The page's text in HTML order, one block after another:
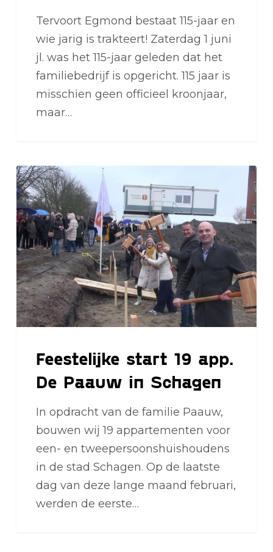
Tervoort Egmond bestaat 115-jaar en
wie jarig is trakteert! Zaterdag 1 juni
jl. was het 115-jaar geleden dat het
familiebedrijf is opgericht. 115 jaar is
misschien geen officieel kroonjaar,
maar…
Feestelijke
start
19
app.
De
Paauw
in
Schagen
Feestelijke start 19 app.
De Paauw in Schagen
In opdracht van de familie Paauw,
bouwen wij 19 appartementen voor
een- en tweepersoonshuishoudens
in de stad Schagen. Op de laatste
dag van deze lange maand februari,
werden de eerste…